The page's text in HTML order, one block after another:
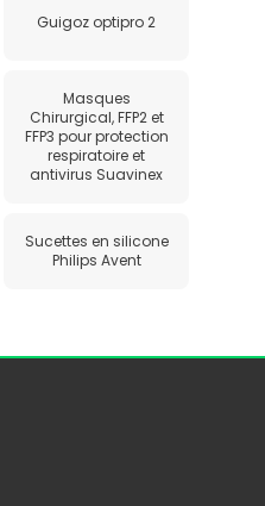
Guigoz optipro 2
Masques
Chirurgical, FFP2 et
FFP3 pour protection
respiratoire et
antivirus Suavinex
Sucettes en silicone
Philips Avent